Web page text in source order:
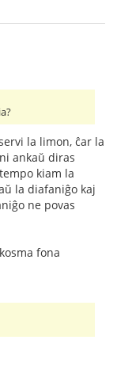
la limon, ĉar la
ankaŭ diras
kiam la
la diafaniĝo kaj
ne povas
fona